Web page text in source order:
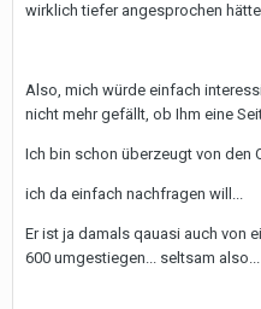
wirklich tiefer angesprochen
Also, mich würde einfach
nicht mehr gefällt, ob Ihm eine
Ich bin schon überzeugt von den
ich da einfach nachfragen will...
Er ist ja damals qauasi auch von
600 umgestiegen... seltsam